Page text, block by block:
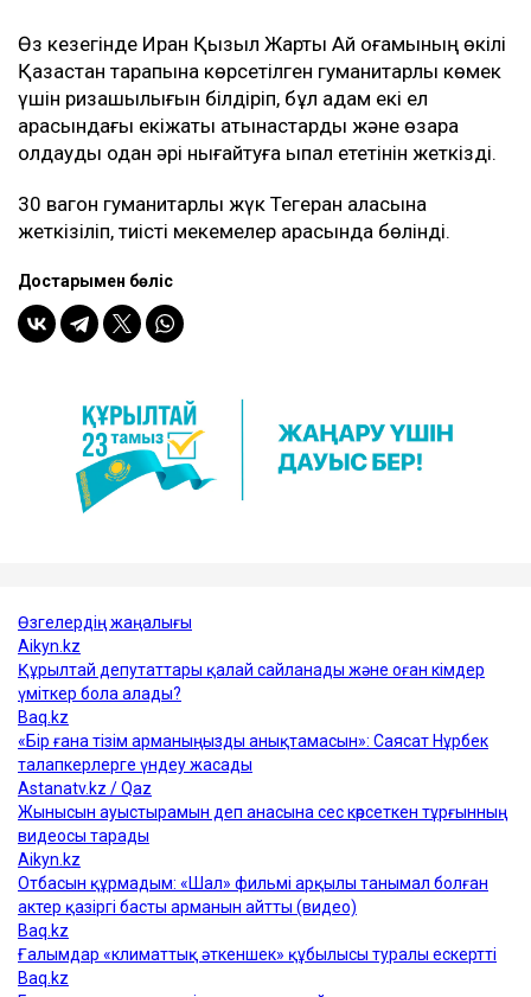
Өз кезегінде Иран Қызыл Жарты Ай қоғамының өкілі
Қазақстан тарапына көрсетілген гуманитарлық көмек
үшін ризашылығын білдіріп, бұл қадам екі ел
арасындағы екіжақты қатынастарды және өзара
қолдауды одан әрі нығайтуға ықпал ететінін жеткізді.
30 вагон гуманитарлық жүк Тегеран қаласына
жеткізіліп, тиісті мекемелер арасында бөлінді.
Достарыңмен бөліс